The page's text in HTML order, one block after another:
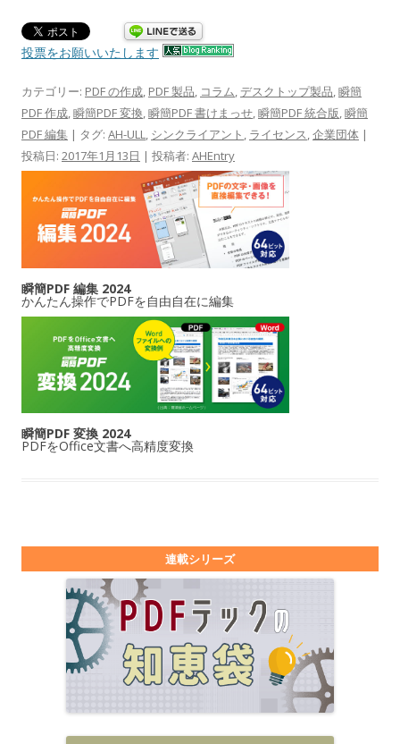
投票をお願いいたします
カテゴリー: PDF の作成, PDF 製品, コラム, デスクトップ製品,瞬簡
PDF 作成,瞬簡PDF 変換,瞬簡PDF 書けまっせ,瞬簡PDF 統合版,瞬簡
PDF 編集 | タグ: AH-ULL, シンクライアント , ライセンス,企業団体 |
投稿日: 2017年1月13日 | 投稿者: AHEntry
瞬簡PDF 編集 2024
かんたん操作でPDFを自由自在に編集
瞬簡PDF 変換 2024
PDFをOffice文書へ高精度変換
連載シリーズ